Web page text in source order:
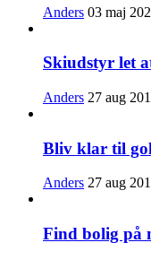
Anders 03 maj
Skiudstyr let
Anders 27 aug
Bliv klar til
Anders 27 aug
Find bolig på